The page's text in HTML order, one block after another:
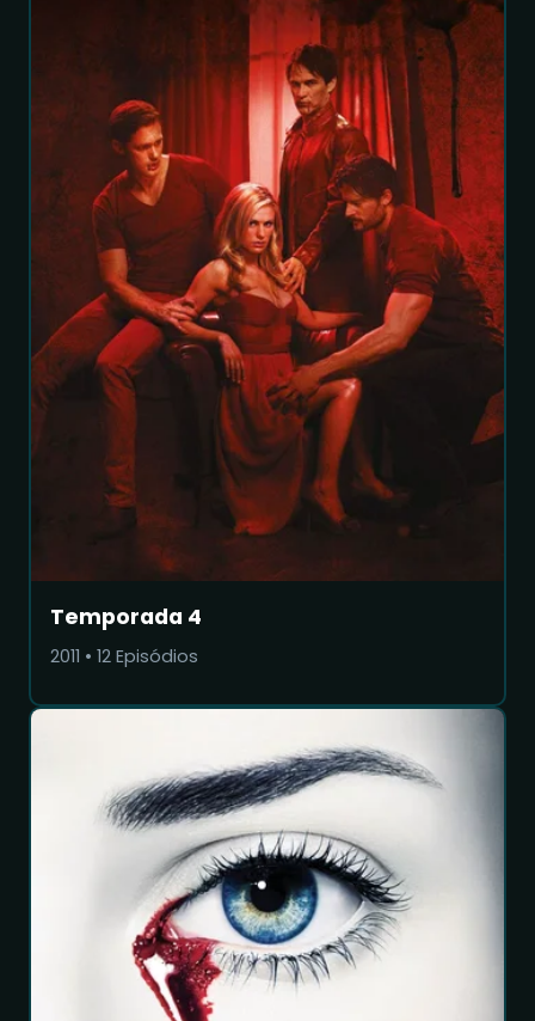
Temporada 4
2011 • 12 Episódios